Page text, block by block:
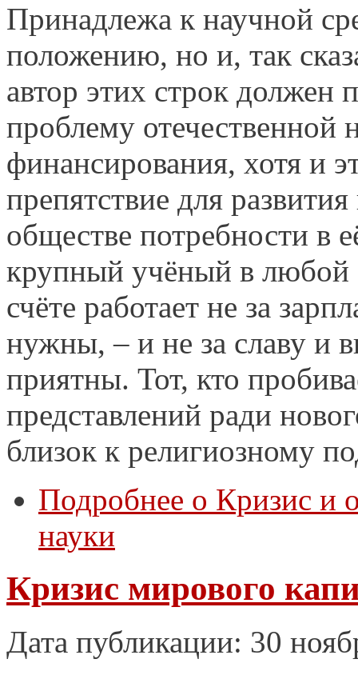
Принадлежа к научной
положению, но и, так
автор этих строк должен
проблему отечественной
финансирования, хотя и
препятствие для
обществе потребности в
крупный учёный в любой
счёте работает не за
нужны, – и не за славу и
приятны. Тот, кто
представлений ради
близок к религиозному
Подробнее о Кризис и
науки
Кризис мирового
Дата публикации: 30